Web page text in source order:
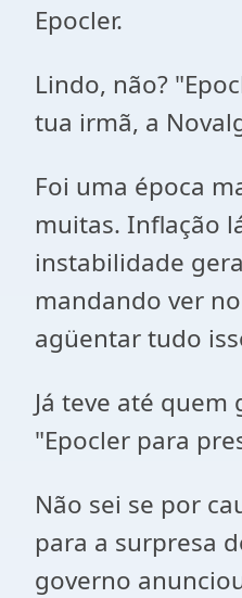
Epocler.
Lindo, não?
tua irmã, a
Foi uma época
muitas. Inflação
instabilidade
mandando ver
agüentar tudo
Já teve até
"Epocler para
Não sei se por
para a surpresa
governo